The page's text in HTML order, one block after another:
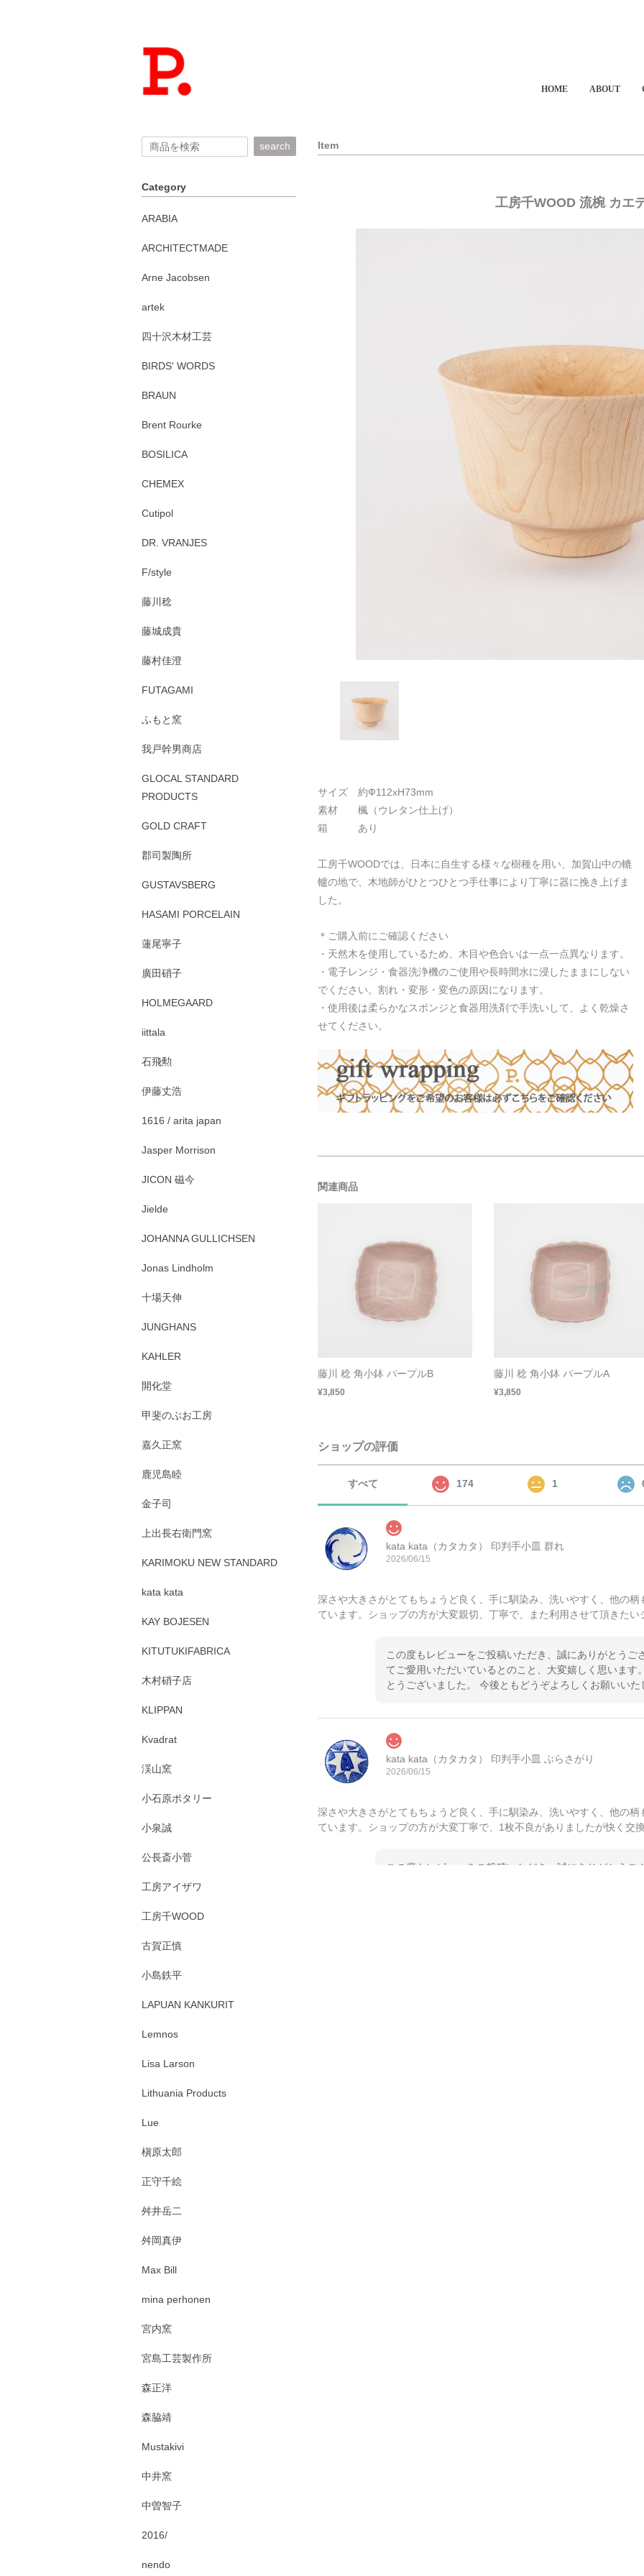
HOME ABOUT
Item
工房千WOOD 流椀 カエ
サイズ 約Ф112xH73mm
素材 楓（ウレタン仕上げ）
箱 あり
工房千WOODでは、日本に自生する様々な樹種を用い、加賀山中の轆
轤の地で、木地師がひとつひとつ手仕事により丁寧に器に挽き上げま
した。
＊ご購入前にご確認ください
・天然木を使用しているため、木目や色合いは一点一点異なります。
・電子レンジ・食器洗浄機のご使用や長時間水に浸したままにしない
でください。割れ・変形・変色の原因になります。
・使用後は柔らかなスポンジと食器用洗剤で手洗いして、よく乾燥さ
せてください。
関連商品
藤川 稔 角小鉢 パープルB
¥3,850
藤川 稔 角小鉢 パープルA
¥3,850
ショップの評価
すべて 174 1
kata kata（カタカタ） 印判手小皿 群れ
2026/06/15
深さや大きさがとてもちょうど良く、手に馴染み、洗いやすく、他の
ています。ショップの方が大変親切、丁寧で、また利用させて頂きたい
この度もレビューをご投稿いただき、誠にありがとうご
てご愛用いただいているとのこと、大変嬉しく思います
とうございました。 今後ともどうぞよろしくお願いいた
kata kata（カタカタ） 印判手小皿 ぶらさがり
2026/06/15
深さや大きさがとてもちょうど良く、手に馴染み、洗いやすく、他の
ています。ショップの方が大変丁寧で、1枚不良がありましたが快く交
この度もレビューをご投稿いただき、誠にありがとう
search
Category
ARABIA
ARCHITECTMADE
Arne Jacobsen
artek
四十沢木材工芸
BIRDS' WORDS
BRAUN
Brent Rourke
BOSILICA
CHEMEX
Cutipol
DR. VRANJES
F/style
藤川稔
藤城成貴
藤村佳澄
FUTAGAMI
ふもと窯
我戸幹男商店
GLOCAL STANDARD
PRODUCTS
GOLD CRAFT
郡司製陶所
GUSTAVSBERG
HASAMI PORCELAIN
蓮尾寧子
廣田硝子
HOLMEGAARD
iittala
石飛勲
伊藤丈浩
1616 / arita japan
Jasper Morrison
JICON 磁今
Jielde
JOHANNA GULLICHSEN
Jonas Lindholm
十場天伸
JUNGHANS
KAHLER
開化堂
甲斐のぶお工房
嘉久正窯
鹿児島睦
金子司
上出長右衛門窯
KARIMOKU NEW STANDARD
kata kata
KAY BOJESEN
KITUTUKIFABRICA
木村硝子店
KLIPPAN
Kvadrat
渓山窯
小石原ポタリー
小泉誠
公長斎小菅
工房アイザワ
工房千WOOD
古賀正慎
小島鉄平
LAPUAN KANKURIT
Lemnos
Lisa Larson
Lithuania Products
Lue
槇原太郎
正守千絵
舛井岳二
舛岡真伊
Max Bill
mina perhonen
宮内窯
宮島工芸製作所
森正洋
森脇靖
Mustakivi
中井窯
中曽智子
2016/
nendo